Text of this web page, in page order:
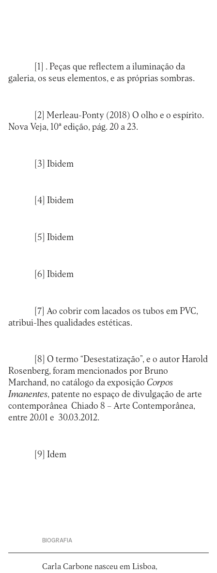
[1]
. Peças que reflectem a iluminação da
galeria, os seus elementos, e as próprias sombras.
[2] Merleau-Ponty (2018) O olho e o espírito.
Nova Veja, 10ª edição, pág. 20 a 23.
[3] Ibidem
[4] Ibidem
[5] Ibidem
[6] Ibidem
[7]
Ao cobrir com lacados os tubos em PVC,
atribui-lhes qualidades estéticas.
[8] O termo “Desestatização”, e o autor Harold
Rosenberg, foram mencionados por Bruno
Marchand, no catálogo da exposição Corpos
Imanentes, patente no espaço de divulgação de arte
contemporânea Chiado 8 – Arte Contemporânea,
entre 20.01 e 30.03.2012.
[9] Idem
BIOGRAFIA
Carla Carbone nasceu em Lisboa,